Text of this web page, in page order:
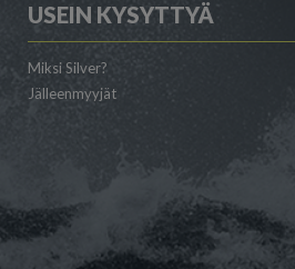
USEIN KYSYTTYÄ
Miksi Silver?
Jälleenmyyjät